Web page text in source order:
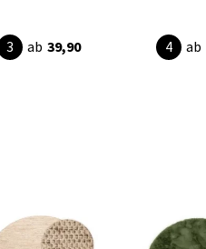
ab 39,90 ab